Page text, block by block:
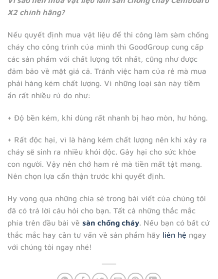
X2 chính hãng?
Nếu quyết định mua vật liệu để thi công làm sàm chống
cháy cho công trình của mình thì GoodGroup cung cấp
các sản phẩm với chất lượng tốt nhất, cũng như được
đảm bảo về mặt giá cả. Tránh việc ham của rẻ mà mua
phải hàng kém chất lượng. Vì những loại sàn này tiềm
ẩn rất nhiều rủ do như:
+ Độ bền kém, khi dùng rất nhanh bị hao mòn, hư hỏng.
+ Rất độc hại, vì là hàng kém chất lượng nên khi xảy ra
cháy sẽ sinh ra nhiều khói độc. Gây hại cho sức khỏe
con người. Vậy nên chớ ham rẻ mà tiền mất tật mang.
Nên chọn lựa cẩn thận trước khi quyết định.
Hy vọng qua những chia sẻ trong bài viết của chúng tôi
đã có trả lời câu hỏi cho bạn. Tất cả những thắc mắc
phía trên đầu bài về sàn chống cháy. Nếu bạn có bất cứ
thắc mắc hay cần tư vấn về sản phẩm hãy liên hệ ngay
với chúng tôi ngay nhé!